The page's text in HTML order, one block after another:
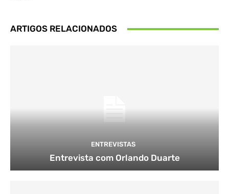
ARTIGOS RELACIONADOS
ENTREVISTAS
Entrevista com Orlando Duarte